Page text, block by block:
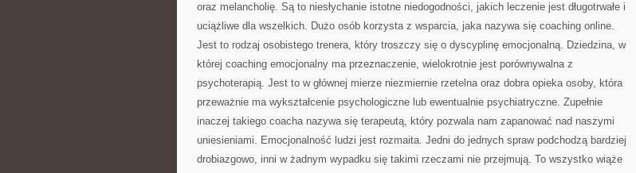
oraz melancholię. Są to niesłychanie istotne niedogodności, jakich leczenie jest długotrwałe i
uciążliwe dla wszelkich. Dużo osób korzysta z wsparcia, jaka nazywa się coaching online.
Jest to rodzaj osobistego trenera, który troszczy się o dyscyplinę emocjonalną. Dziedzina, w
której coaching emocjonalny ma przeznaczenie, wielokrotnie jest porównywalna z
psychoterapią. Jest to w głównej mierze niezmiernie rzetelna oraz dobra opieka osoby, która
przeważnie ma wykształcenie psychologiczne lub ewentualnie psychiatryczne. Zupełnie
inaczej takiego coacha nazywa się terapeutą, który pozwala nam zapanować nad naszymi
uniesieniami. Emocjonalność ludzi jest rozmaita. Jedni do jednych spraw podchodzą bardziej
drobiazgowo, inni w żadnym wypadku się takimi rzeczami nie przejmują. To wszystko wiąże